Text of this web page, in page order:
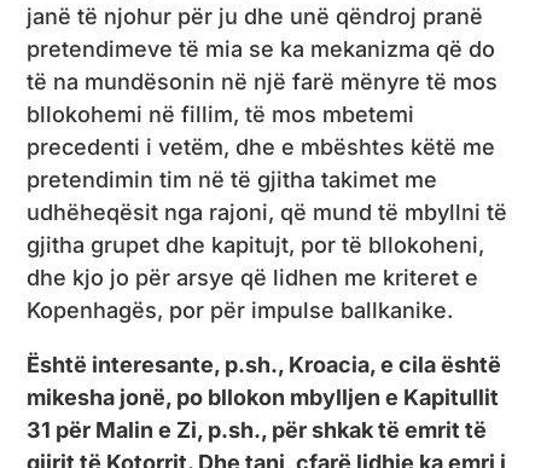
janë të njohur për ju dhe unë qëndroj pranë
pretendimeve të mia se ka mekanizma që do
të na mundësonin në një farë mënyre të mos
bllokohemi në fillim, të mos mbetemi
precedenti i vetëm, dhe e mbështes këtë me
pretendimin tim në të gjitha takimet me
udhëheqësit nga rajoni, që mund të mbyllni të
gjitha grupet dhe kapitujt, por të bllokoheni,
dhe kjo jo për arsye që lidhen me kriteret e
Kopenhagës, por për impulse ballkanike.
Është interesante, p.sh., Kroacia, e cila është
mikesha jonë, po bllokon mbylljen e Kapitullit
31 për Malin e Zi, p.sh., për shkak të emrit të
gjirit të Kotorrit. Dhe tani, çfarë lidhje ka emri i